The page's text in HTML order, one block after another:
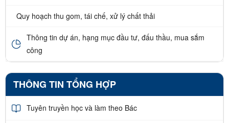
Quy hoạch thu gom, tái chế, xử lý chất thải
Thông tin dự án, hạng mục đầu tư, đấu thầu, mua sắm
công
THÔNG TIN TỔNG HỢP
Tuyên truyền học và làm theo Bác